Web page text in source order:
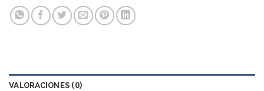
VALORACIONES (0)